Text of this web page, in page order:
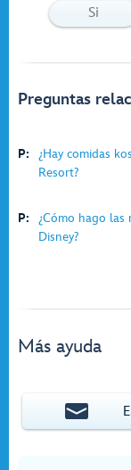
Si
Preguntas
P:
¿Hay comidas
Resort?
P:
¿Cómo hago las
Disney?
Más ayuda